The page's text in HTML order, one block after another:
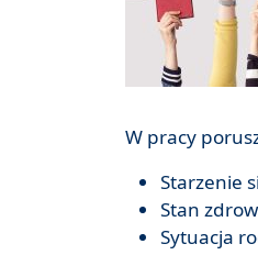
W pracy
Starzenie
Stan
Sytuacja